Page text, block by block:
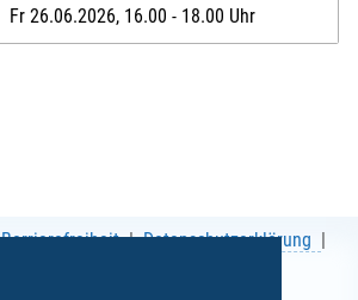
Fr 26.06.2026, 16.00 - 18.00 Uhr
Barrierefreiheit
Datenschutzerklärung